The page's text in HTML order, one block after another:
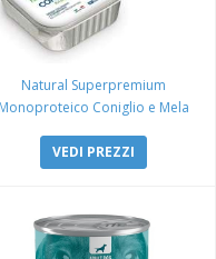
Natural Superpremium
Monoproteico Coniglio e Mela
VEDI PREZZI